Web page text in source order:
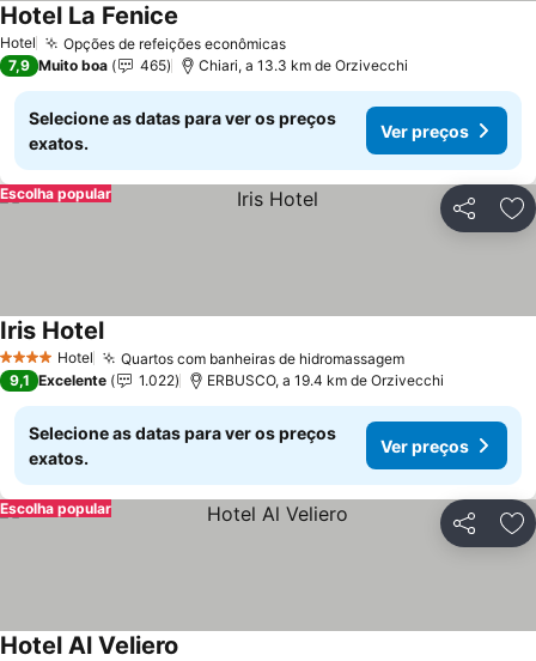
Hotel Opções de refeições econômicasVer preços
Hotel La Fenice
7,9 Muito boa 465 Chiari, a 13.3 km de Orzivecchi
Selecione as datas para ver os preços
exatos.
Ver preços
Partilhar
Escolha popular
4 EstrelasHotel Quartos com banheiras de hidromassagemVer preços
Iris HotelVer preços
9,1 Excelente 1.022 ERBUSCO, a 19.4 km de Orzivecchi
Selecione as datas para ver os preços
exatos.
Ver preços
Partilhar
Escolha popular
Hotel Al Veliero